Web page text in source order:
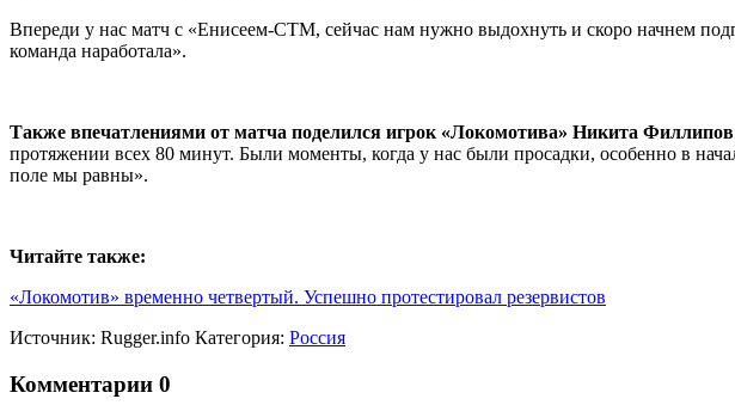
Впереди у нас матч с «Енисеем-СТМ, сейчас нам нужно выдохнуть и скоро начнем
команда наработала».
Также впечатлениями от матча поделился игрок «Локомотива» Никита
протяжении всех 80 минут. Были моменты, когда у нас были просадки, особенно в
поле мы равны».
Читайте также:
«Локомотив» временно четвертый. Успешно протестировал резервистов
Источник: Rugger.info Категория: Россия
Комментарии 0